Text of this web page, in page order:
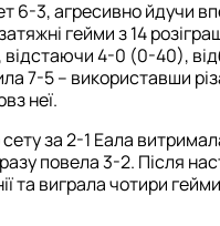
6-3, агресивно йдучи
гейми з 14
відстаючи 4-0 (0-40),
7-5 – використавши
неї.
за 2-1 Еала
повела 3-2. Після
та виграла чотири